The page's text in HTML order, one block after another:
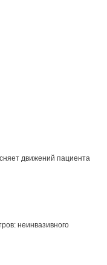
движений пациента
неинвазивного